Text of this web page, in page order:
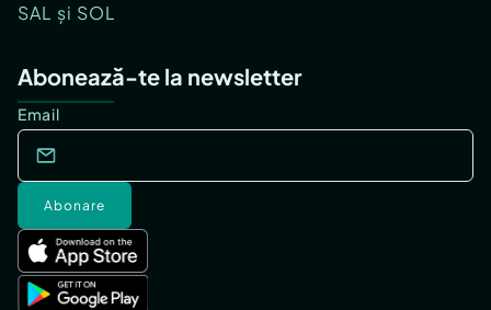
SAL și SOL
Abonează-te la newsletter
Email
Abonare